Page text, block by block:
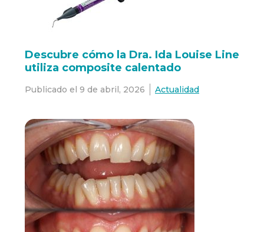
Descubre cómo la Dra. Ida Louise Line
utiliza composite calentado
Publicado el 9 de abril, 2026 Actualidad